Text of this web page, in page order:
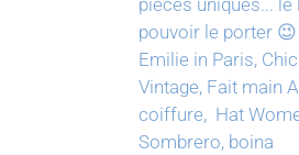
pouvoir le porter 😉
Emilie in Paris,
Vintage, Fait main
coiffure, Hat
Sombrero, boina